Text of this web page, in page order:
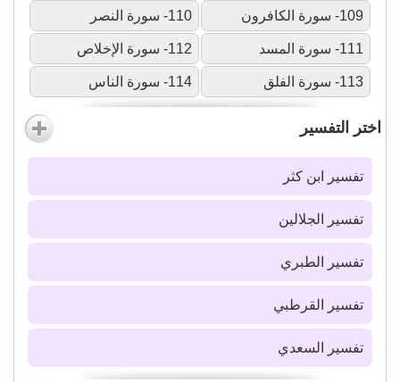
109- سورة الكافرون 110- سورة النصر
111- سورة المسد 112- سورة الإخلاص
113- سورة الفلق 114- سورة الناس
اختر التفسير
تفسير ابن كثر
تفسير الجلالين
تفسير الطبري
تفسير القرطبي
تفسير السعدي